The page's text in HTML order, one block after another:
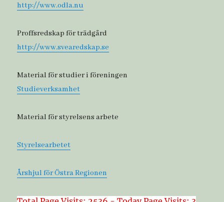
http://www.odla.nu
Proffsredskap för trädgård
http://www.svearedskap.se
Material för studier i föreningen
Studieverksamhet
Material för styrelsens arbete
Styrelsearbetet
Årshjul för Östra Regionen